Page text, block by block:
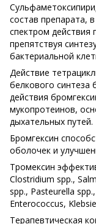
состав препарата,
спектром
препятствуя
бактериальной
Действие
белкового синтеза
действия
мукопротеинов,
дыхательных путей.
Бромгексин
оболочек и
Тромексин
Clostridium spp.,
spp., Pasteurella
Enterococcus,
Терапевтическая